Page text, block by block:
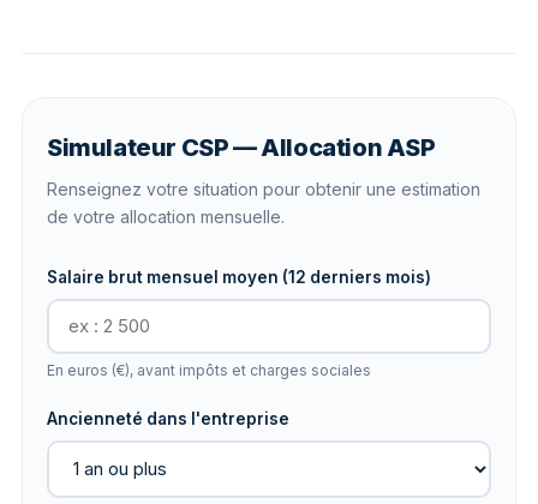
Simulateur CSP — Allocation ASP
Renseignez votre situation pour obtenir une estimation
de votre allocation mensuelle.
Salaire brut mensuel moyen (12 derniers mois)
En euros (€), avant impôts et charges sociales
Ancienneté dans l'entreprise